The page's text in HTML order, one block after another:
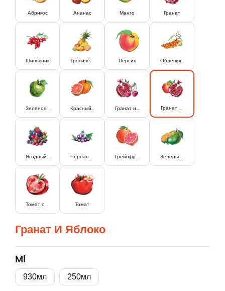
Lorem Ipsum...
Эл. почта
Password
Абрикос Ананас Манго Гранат
Шиповник Тропический Персик Облепиха
Зеленое Яблоко Красный Апельсин Гранат и Вишня Гранат и Яблоко
Ягодный Микс Черная Смородина Грейпфрут Зеленый Апельсин и Лайм
Томат с мякотью Томат
Гранат И Яблоко
Ml
930мл 250мл